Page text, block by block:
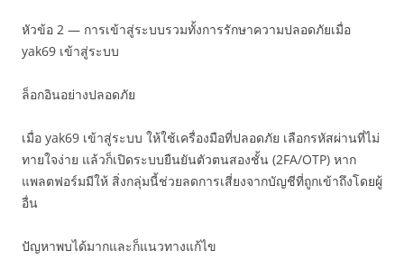
หัวข้อ 2 — การเข้าสู่ระบบรวมทั้งการรักษาความปลอดภัยเมื่อ
yak69 เข้าสู่ระบบ
ล็อกอินอย่างปลอดภัย
เมื่อ yak69 เข้าสู่ระบบ ให้ใช้เครื่องมือที่ปลอดภัย เลือกรหัสผ่านที่ไม่
ทายใจง่าย แล้วก็เปิดระบบยืนยันตัวตนสองชั้น (2FA/OTP) หาก
แพลตฟอร์มมีให้ สิ่งกลุ่มนี้ช่วยลดการเสี่ยงจากบัญชีที่ถูกเข้าถึงโดยผู้
อื่น
ปัญหาพบได้มากและก็แนวทางแก้ไข